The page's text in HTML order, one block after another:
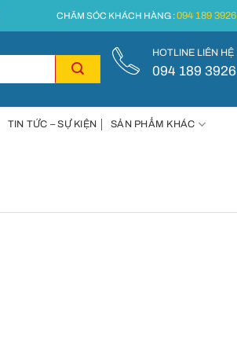
CHĂM SÓC KHÁCH HÀNG :094 189 3926
HOTLINE LIÊN HỆ
094 189 3926
TIN TỨC – SỰ KIỆN SẢN PHẨM KHÁC